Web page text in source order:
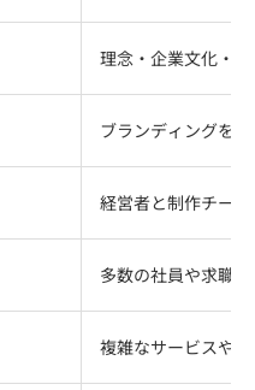
理念・企業文化・
ブランディングを
経営者と制作チー
多数の社員や求職
複雑なサービスや